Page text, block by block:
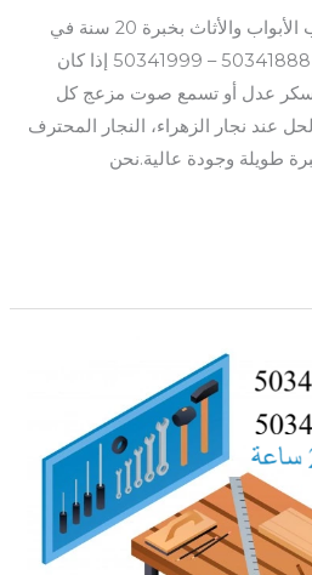
نجار الزهراء – تصليح وتركيب الأبواب والأثاث بخبرة 20 سنة في
اتصل أو واتساب: 50341888 – 50341999 إذا كان
يسكر عدل أو تسمع صوت مزعج كل
عند نجار الزهراء، النجار المحترف
طويلة وجودة عالية.نحن